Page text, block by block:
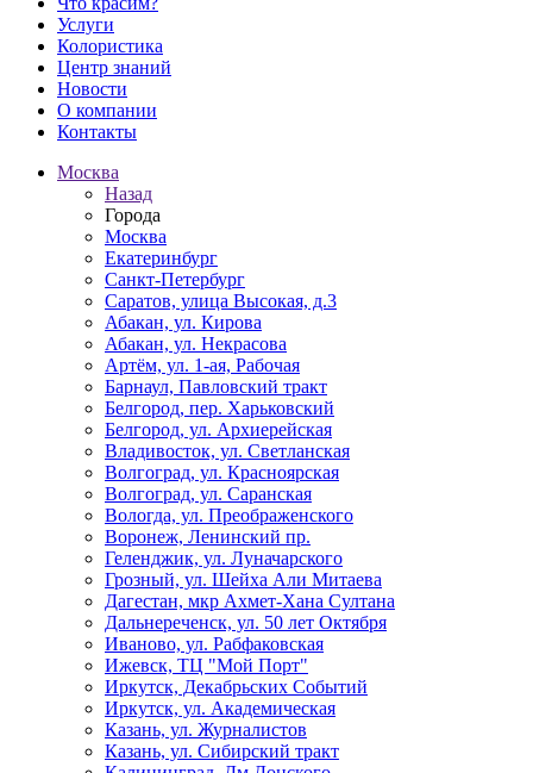
Услуги
Колористика
Центр знаний
Новости
О компании
Контакты
Москва
Назад
Города
Москва
Екатеринбург
Санкт-Петербург
Саратов, улица Высокая, д.3
Абакан, ул. Кирова
Абакан, ул. Некрасова
Артём, ул. 1-ая, Рабочая
Барнаул, Павловский тракт
Белгород, пер. Харьковский
Белгород, ул. Архиерейская
Владивосток, ул. Светланская
Волгоград, ул. Красноярская
Волгоград, ул. Саранская
Вологда, ул. Преображенского
Воронеж, Ленинский пр.
Геленджик, ул. Луначарского
Грозный, ул. Шейха Али Митаева
Дагестан, мкр Ахмет-Хана Султана
Дальнереченск, ул. 50 лет Октября
Иваново, ул. Рабфаковская
Ижевск, ТЦ "Мой Порт"
Иркутск, Декабрьских Событий
Иркутск, ул. Академическая
Казань, ул. Журналистов
Казань, ул. Сибирский тракт